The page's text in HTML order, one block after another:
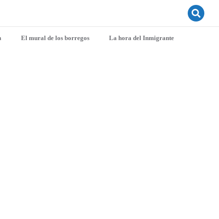
El mural de los borregos La hora del Inmigrante